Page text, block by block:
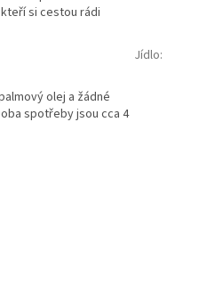
si cestou rádi
olej a žádné
spotřeby jsou cca 4
Jídlo: